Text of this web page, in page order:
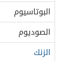
البوتاسيوم
الصوديوم
الزنك